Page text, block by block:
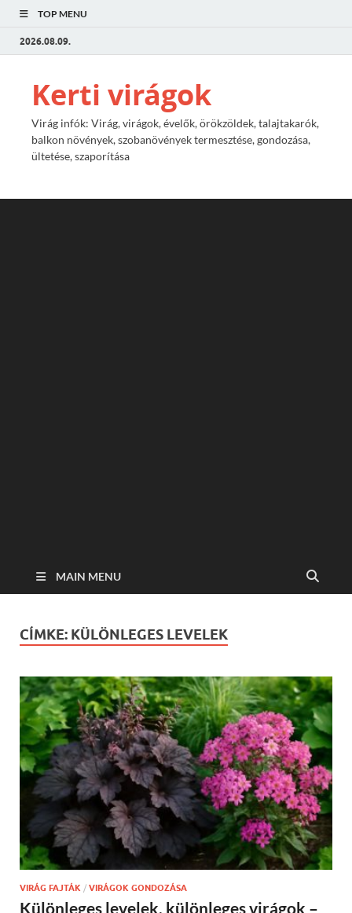
TOP MENU
2026.08.09.
Kerti virágok
Virág infók: Virág, virágok, évelők, örökzöldek, talajtakarók,
balkon növények, szobanövények termesztése, gondozása,
ültetése, szaporítása
MAIN MENU
CÍMKE: KÜLÖNLEGES LEVELEK
VIRÁG FAJTÁK / VIRÁGOK GONDOZÁSA
Különleges levelek, különleges virágok –